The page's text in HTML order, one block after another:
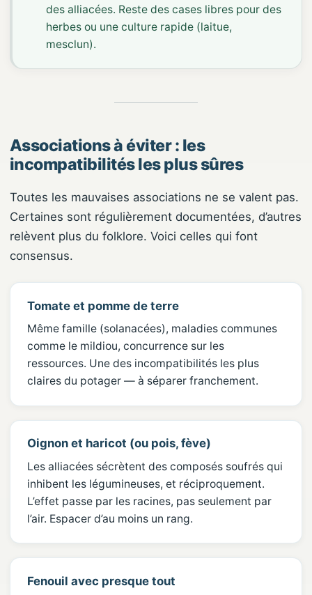
des alliacées. Reste des cases libres pour des
herbes ou une culture rapide (laitue,
mesclun).
Associations à éviter : les
incompatibilités les plus sûres
Toutes les mauvaises associations ne se valent pas.
Certaines sont régulièrement documentées, d’autres
relèvent plus du folklore. Voici celles qui font
consensus.
Tomate et pomme de terre
Même famille (solanacées), maladies communes
comme le mildiou, concurrence sur les
ressources. Une des incompatibilités les plus
claires du potager — à séparer franchement.
Oignon et haricot (ou pois, fève)
Les alliacées sécrètent des composés soufrés qui
inhibent les légumineuses, et réciproquement.
L’effet passe par les racines, pas seulement par
l’air. Espacer d’au moins un rang.
Fenouil avec presque tout